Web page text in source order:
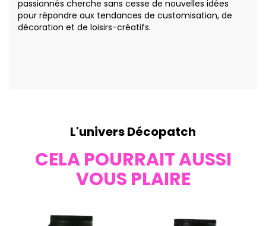
passionnés cherche sans cesse de nouvelles idées
pour répondre aux tendances de customisation, de
décoration et de loisirs-créatifs.
L'univers Décopatch
CELA POURRAIT AUSSI
VOUS PLAIRE